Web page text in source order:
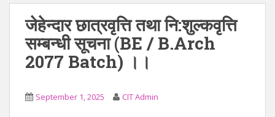
जेहेन्दार छात्रवृत्ति तथा नि:शुल्कवृत्ति
सम्बन्धी सूचना (BE / B.Arch
2077 Batch) ।।
September 1, 2025 CIT Admin